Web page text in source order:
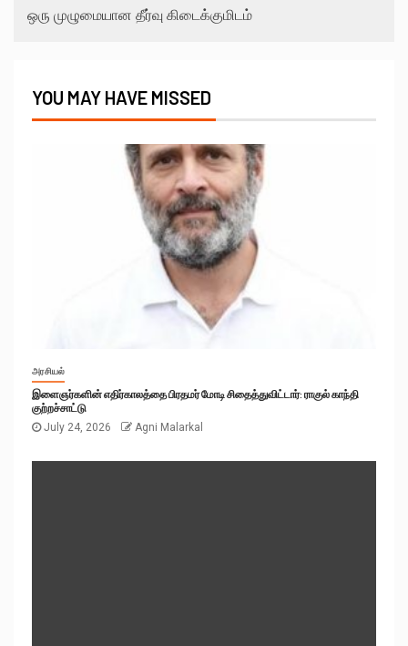
ஒரு முழுமையான தீர்வு கிடைக்குமிடம்
YOU MAY HAVE MISSED
அரசியல்
இளைஞர்களின் எதிர்காலத்தை பிரதமர் மோடி சிதைத்துவிட்டார்: ராகுல் காந்தி
குற்றச்சாட்டு
July 24, 2026
Agni Malarkal